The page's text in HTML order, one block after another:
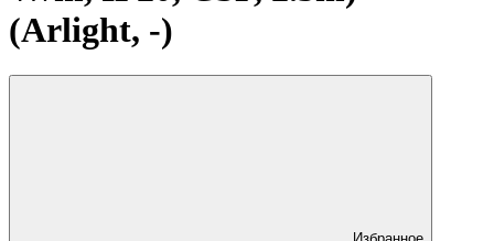
(Arlight, -)